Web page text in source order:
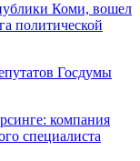
Коми, вошел
политической
Госдумы
компания
специалиста